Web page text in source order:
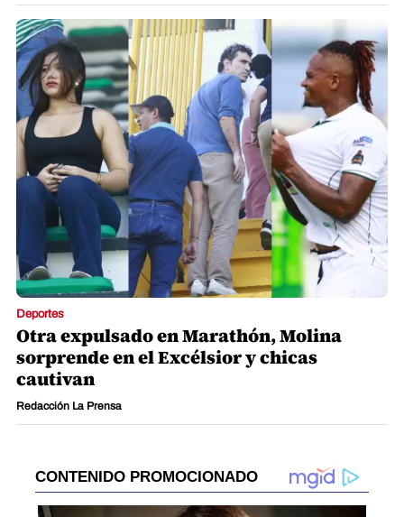
Deportes
Otra expulsado en Marathón, Molina
sorprende en el Excélsior y chicas
cautivan
Redacción La Prensa